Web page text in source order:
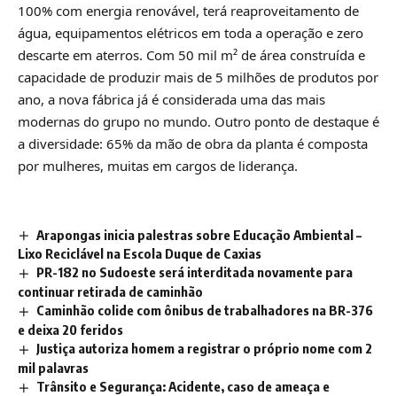
100% com energia renovável, terá reaproveitamento de
água, equipamentos elétricos em toda a operação e zero
descarte em aterros. Com 50 mil m² de área construída e
capacidade de produzir mais de 5 milhões de produtos por
ano, a nova fábrica já é considerada uma das mais
modernas do grupo no mundo. Outro ponto de destaque é
a diversidade: 65% da mão de obra da planta é composta
por mulheres, muitas em cargos de liderança.
Arapongas inicia palestras sobre Educação Ambiental –
Lixo Reciclável na Escola Duque de Caxias
PR-182 no Sudoeste será interditada novamente para
continuar retirada de caminhão
Caminhão colide com ônibus de trabalhadores na BR-376
e deixa 20 feridos
Justiça autoriza homem a registrar o próprio nome com 2
mil palavras
Trânsito e Segurança: Acidente, caso de ameaça e